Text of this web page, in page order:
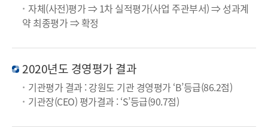
자체(사전)평가 ⇒ 1차 실적평가(사업 주관부서) ⇒ 성과계
약 최종평가 ⇒ 확정
2020년도 경영평가 결과
기관평가 결과 : 강원도 기관 경영평가 ‘B’등급(86.2점)
기관장(CEO) 평가결과 : ‘S’등급(90.7점)